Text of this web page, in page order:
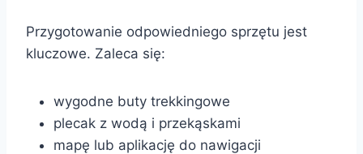
Przygotowanie odpowiedniego sprzętu jest
kluczowe. Zaleca się:
wygodne buty trekkingowe
plecak z wodą i przekąskami
mapę lub aplikację do nawigacji